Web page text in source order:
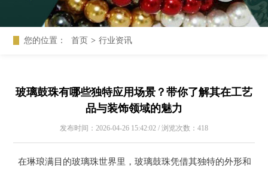
您的位置： 首页 > 行业资讯
玻璃鼓珠有哪些独特应用场景？带你了解其在工艺
品与装饰领域的魅力
发布时间：2026-04-26 15:42:02 / 浏览次数：418
在琳琅满目的玻璃珠世界里，玻璃鼓珠凭借其独特的外形和